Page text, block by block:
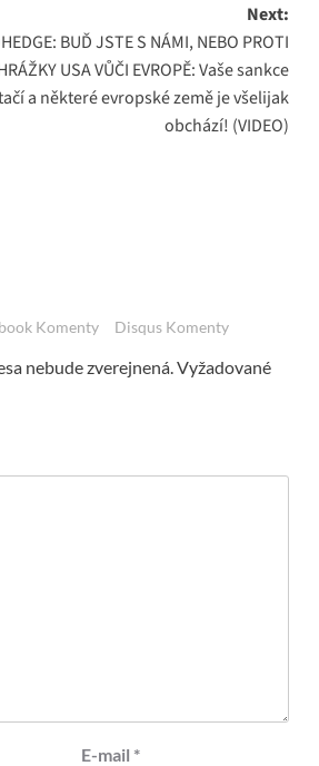
Next:
BUĎ JSTE S NÁMI, NEBO PROTI
USA VŮČI EVROPĚ: Vaše sankce
a některé evropské země je všelijak
obchází! (VIDEO)
Komenty Disqus Komenty
nebude zverejnená. Vyžadované
E-mail *